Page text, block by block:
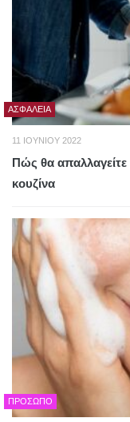
ΑΣΦΆΛΕΙΑ
11 ΙΟΥΝΊΟΥ 2022
Πώς θα απαλλαγείτε
κουζίνα
ΠΡΌΣΩΠΟ